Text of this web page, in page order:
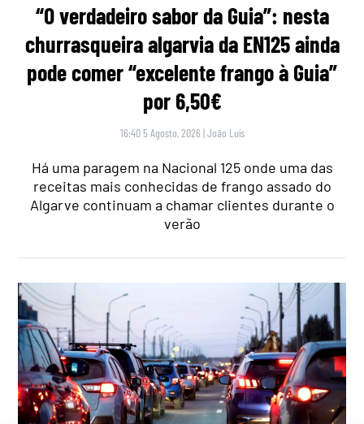
“O verdadeiro sabor da Guia”: nesta
churrasqueira algarvia da EN125 ainda
pode comer “excelente frango à Guia”
por 6,50€
16:40 5 Agosto, 2026 |João Luís
Há uma paragem na Nacional 125 onde uma das
receitas mais conhecidas de frango assado do
Algarve continuam a chamar clientes durante o
verão